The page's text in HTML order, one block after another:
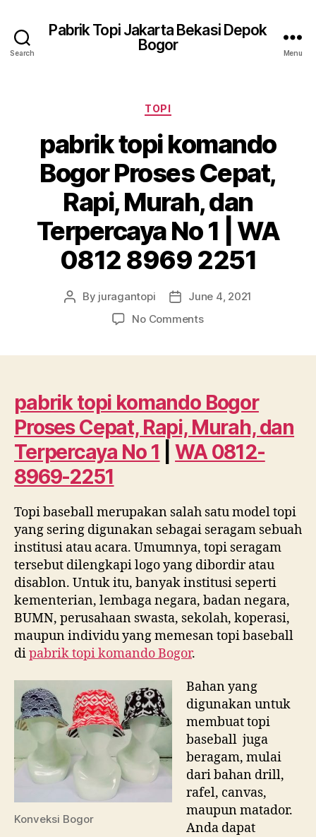
Search
Pabrik Topi Jakarta Bekasi Depok
Bogor
Menu
Categories
TOPI
pabrik topi komando
Bogor Proses Cepat,
Rapi, Murah, dan
Terpercaya No 1 | WA
0812 8969 2251
Post
By juragantopi
PostJune 4, 2021
No Commentson
Proses
Cepat,
Rapi,
Murah,
dan
|
WA
0812
8969
2251
pabrik topi komando Bogor
Proses Cepat, Rapi, Murah, dan
Terpercaya No 1 |WA 0812-
8969-2251
Topi baseball merupakan salah satu model topi
yang sering digunakan sebagai seragam sebuah
institusi atau acara. Umumnya, topi seragam
tersebut dilengkapi logo yang dibordir atau
disablon. Untuk itu, banyak institusi seperti
kementerian, lembaga negara, badan negara,
BUMN, perusahaan swasta, sekolah, koperasi,
maupun individu yang memesan topi baseball
dipabrik topi komando Bogor.
Konveksi Bogor
Bahan yang
digunakan untuk
membuat topi
baseball juga
beragam, mulai
dari bahan drill,
rafel, canvas,
maupun matador.
Anda dapat